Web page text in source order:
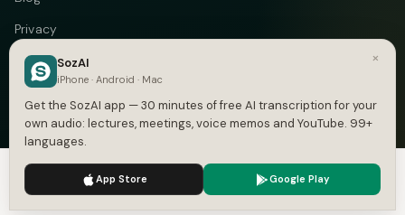
Privacy
Terms
DMCA
© 2026 Vastflow. All rights reserved. TelegramInstagram
We use cookies to enhance your experience.
×
SozAI
iPhone · Android · Mac
Get the SozAI app — 30 minutes of free AI transcription for your
own audio: lectures, meetings, voice memos and YouTube. 99+
languages.
App Store Google Play